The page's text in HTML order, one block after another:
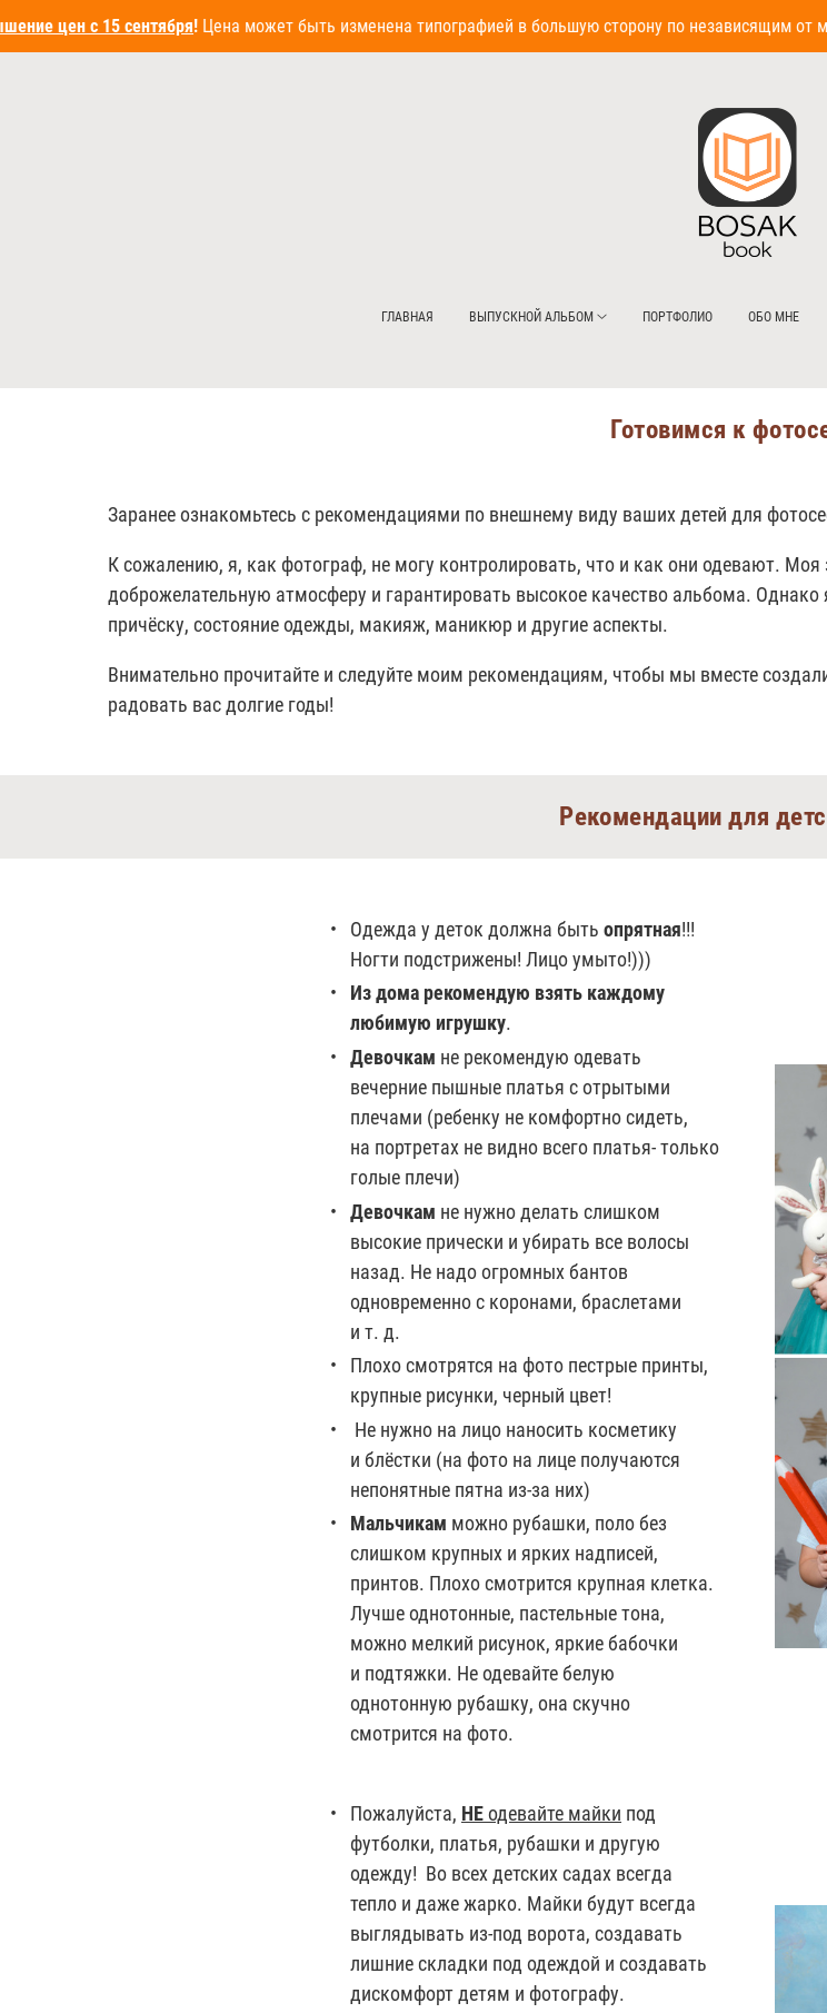
ГЛАВНАЯ ВЫПУСКНОЙ АЛЬБОМ ПОРТФОЛИО ОБО МНЕ
Готовимся к
Заранее ознакомьтесь с рекомендациями по внешнему виду ваших детей для
К сожалению, я, как фотограф, не могу контролировать, что и как они одевают.
доброжелательную атмосферу и гарантировать высокое качество альбома. Однако
причёску, состояние одежды, макияж, маникюр и другие аспекты.
Внимательно прочитайте и следуйте моим рекомендациям, чтобы мы вместе
радовать вас долгие годы!
Рекомендации для
Одежда у деток должна быть опрятная!!!
Ногти подстрижены! Лицо умыто!)))
Из дома рекомендую взять каждому
любимую игрушку.
Девочкам не рекомендую одевать
вечерние пышные платья с отрытыми
плечами (ребенку не комфортно сидеть,
на портретах не видно всего платья- только
голые плечи)
Девочкам не нужно делать слишком
высокие прически и убирать все волосы
назад. Не надо огромных бантов
одновременно с коронами, браслетами
и т. д.
Плохо смотрятся на фото пестрые принты,
крупные рисунки, черный цвет!
Не нужно на лицо наносить косметику
и блёстки (на фото на лице получаются
непонятные пятна из-за них)
Мальчикам можно рубашки, поло без
слишком крупных и ярких надписей,
принтов. Плохо смотрится крупная клетка.
Лучше однотонные, пастельные тона,
можно мелкий рисунок, яркие бабочки
и подтяжки. Не одевайте белую
однотонную рубашку, она скучно
смотрится на фото.
Пожалуйста, НЕодевайте майки под
футболки, платья, рубашки и другую
одежду! Во всех детских садах всегда
тепло и даже жарко. Майки будут всегда
выглядывать из-под ворота, создавать
лишние складки под одеждой и создавать
дискомфорт детям и фотографу.
цен с 15 сентября! Цена может быть изменена типографией в большую сторону по независящим от меня